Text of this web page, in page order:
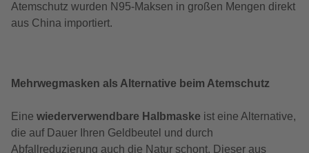
Atemschutz wurden N95-Maksen in großen Mengen direkt
aus China importiert.
Mehrwegmasken als Alternative beim Atemschutz
Eine wiederverwendbare Halbmaske ist eine Alternative,
die auf Dauer Ihren Geldbeutel und durch
Abfallreduzierung auch die Natur schont. Dieser aus